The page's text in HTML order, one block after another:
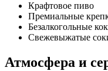
Крафтовое пиво
Премиальные
Безалкогольные
Свежевыжатые
Атмосфера и